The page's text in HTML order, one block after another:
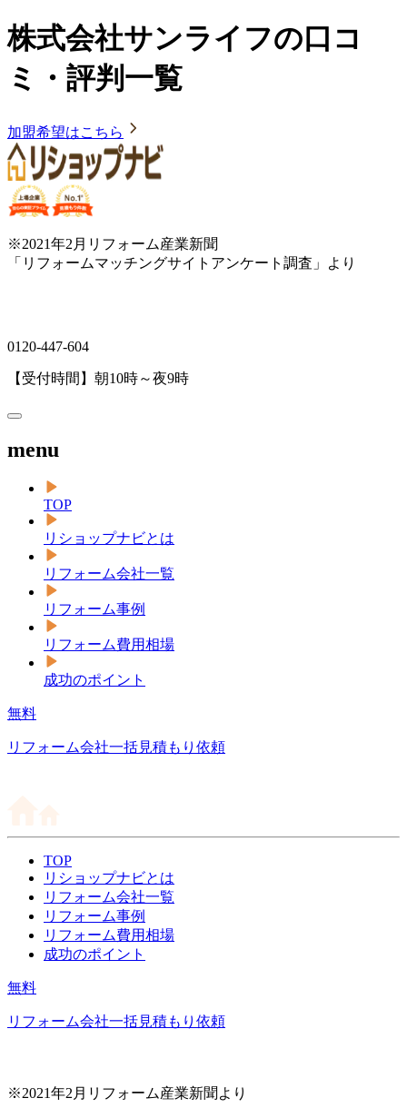
株式会社サンライフの口コ
ミ・評判一覧
加盟希望はこちら
※2021年2月リフォーム産業新聞
「リフォームマッチングサイトアンケート調査」より
0120-447-604
【受付時間】朝10時～夜9時
menu
TOP
リショップナビとは
リフォーム会社一覧
リフォーム事例
リフォーム費用相場
成功のポイント
無料
リフォーム会社一括見積もり依頼
TOP
リショップナビとは
リフォーム会社一覧
リフォーム事例
リフォーム費用相場
成功のポイント
無料
リフォーム会社一括見積もり依頼
※2021年2月リフォーム産業新聞より